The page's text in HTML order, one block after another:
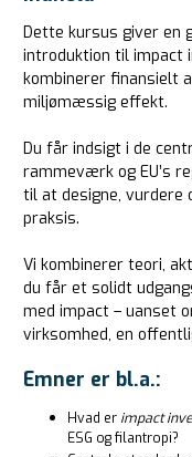
Dette kursus giver en
introduktion til impact
kombinerer finansielt
miljømæssig effekt.
Du får indsigt i de
rammeværk og EU’s
til at designe, vurdere
praksis.
Vi kombinerer teori,
du får et solidt
med impact – uanset
virksomhed, en
Emner er bl.a.:
Hvad er impact
ESG og filantropi?